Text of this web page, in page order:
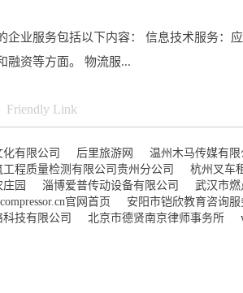
企业服务包括以下内容： 信息技术服务：
融资等方面。 物流服...
Friendly Link
有限公司 后里旅游网 温州木马传媒有限
程质量检测有限公司贵州分公司
杭州叉车
园
淄博爱普传动设备有限公司 武汉市燃
官网首页
安阳市铠欣教育咨询服
技有限公司
北京市德贤南京律师事务所